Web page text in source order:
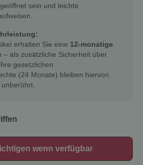
sein und leichte
erhalten Sie eine 12-monatige
– als zusätzliche Sicherheit über
gesetzlichen
(24 Monate) bleiben hiervon
wenn verfügbar